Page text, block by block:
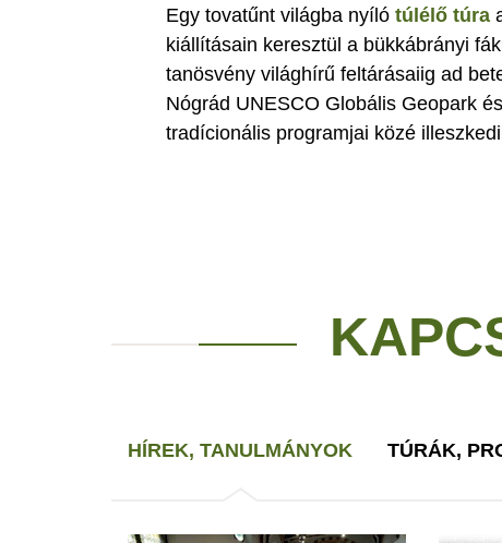
Egy tovatűnt világba nyíló túlélő túra
kiállításain keresztül a bükkábrányi
tanösvény világhírű feltárásaiig ad
Nógrád UNESCO Globális Geopark
tradícionális programjai közé
HÍREK, TANULMÁNYOK TÚRÁK,